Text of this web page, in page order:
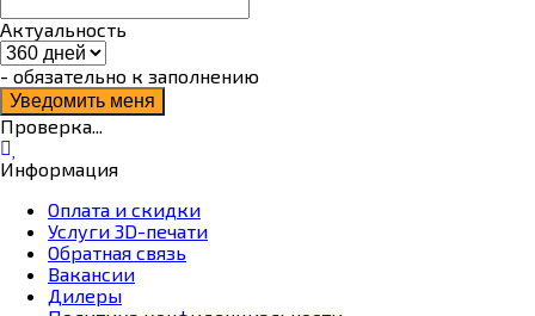
Актуальность
- обязательно к заполнению
Проверка...
Информация
Оплата и скидки
Услуги 3D-печати
Обратная связь
Вакансии
Дилеры